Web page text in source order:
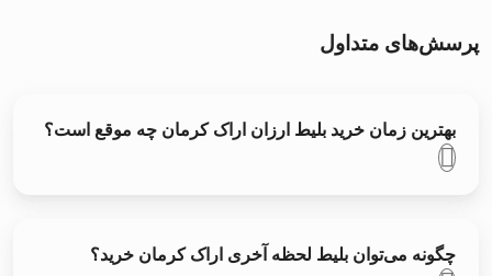
پرسش‌های متداول
بهترین زمان خرید بلیط ارزان اراک کرمان چه موقع است؟
چگونه می‌توان بلیط لحظه آخری اراک کرمان خرید؟